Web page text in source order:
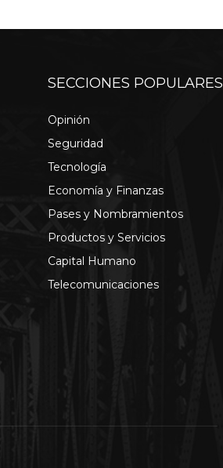
SECCIONES POPULARES
Opinión
Seguridad
Tecnología
Economía y Finanzas
Pases y Nombramientos
Productos y Servicios
Capital Humano
Telecomunicaciones